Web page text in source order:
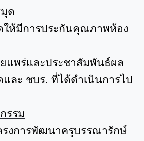
ด
ให้มีการประกันคุณภาพห้อง
ยแพร่และประชาสัมพันธ์ผล
ละ ชบร. ที่ได้ดำเนินการไป
รรม
รงการพัฒนาครูบรรณารักษ์